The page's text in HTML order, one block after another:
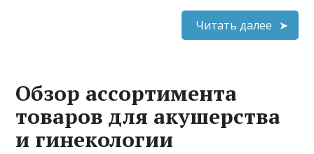
Читать далее
Обзор ассортимента
товаров для акушерства
и гинекологии